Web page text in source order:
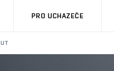
PRO UCHAZEČE